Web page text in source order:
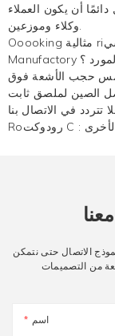
أن يكون العملاء
وكلاء وموزعين.
Ooooking مثالية riريفاسي rorotection lass لاس Window Film
Manufactory والمورد ؟ We لديها مجموعة واسعة بأسعار جيدة
حجب الأشعة فوق
الصين لملصق ثابت
Roرودوكت C :
الاتصال حتى نتمكن
اسم